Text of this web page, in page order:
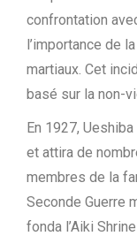
confrontation
l’importance de
martiaux. Cet
basé sur la non-
En 1927,
et attira de
membres de la
Seconde Guerre
fonda l’Aiki